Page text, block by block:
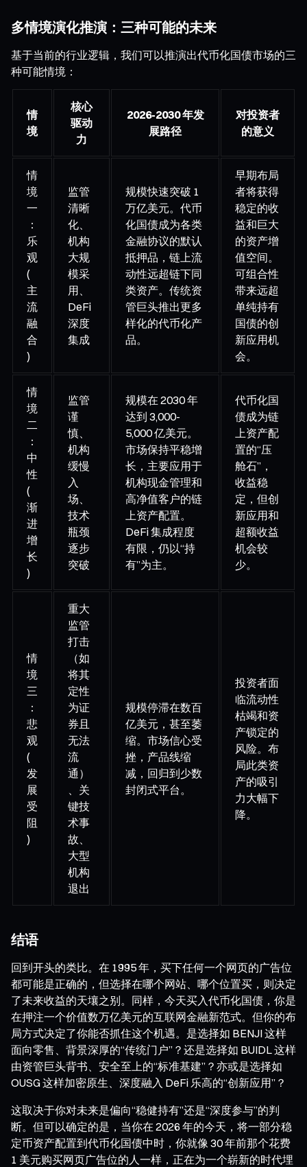
多情境演化推演：三种可能的未来
基于当前的行业逻辑，我们可以推演出代币化国债市场的三
种可能情境：
情
境
核心
驱动
力
2026-2030 年发
展路径
对投资者
的意义
情
境
一
：
乐
观
(
主
流
融
合
)
监管
清晰
化、
机构
大规
模采
用、
DeFi
深度
集成
规模快速突破 1
万亿美元。代币
化国债成为各类
金融协议的默认
抵押品，链上流
动性远超链下同
类资产。传统资
管巨头推出更多
样化的代币化产
品。
早期布局
者将获得
稳定的收
益和巨大
的资产增
值空间。
可组合性
带来远超
单纯持有
国债的创
新应用机
会。
情
境
二
：
中
性
(
渐
进
增
长
)
监管
谨
慎、
机构
缓慢
入
场、
技术
瓶颈
逐步
突破
规模在 2030 年
达到 3,000-
5,000 亿美元。
市场保持平稳增
长，主要应用于
机构现金管理和
高净值客户的链
上资产配置。
DeFi 集成程度
有限，仍以“持
有”为主。
代币化国
债成为链
上资产配
置的“压
舱石”，
收益稳
定，但创
新应用和
超额收益
机会较
少。
情
境
三
：
悲
观
(
发
展
受
阻
)
重大
监管
打击
（如
将其
定性
为证
券且
无法
流
通）
、关
键技
术事
故、
大型
机构
退出
规模停滞在数百
亿美元，甚至萎
缩。市场信心受
挫，产品线缩
减，回归到少数
封闭式平台。
投资者面
临流动性
枯竭和资
产锁定的
风险。布
局此类资
产的吸引
力大幅下
降。
结语
回到开头的类比。在 1995 年，买下任何一个网页的广告位
都可能是正确的，但选择在哪个网站、哪个位置买，则决定
了未来收益的天壤之别。同样，今天买入代币化国债，你是
在押注一个价值数万亿美元的互联网金融新范式。但你的布
局方式决定了你能否抓住这个机遇。是选择如 BENJI 这样
面向零售、背景深厚的“传统门户”？还是选择如 BUIDL 这样
由资管巨头背书、安全至上的“标准基建”？亦或是选择如
OUSG 这样加密原生、深度融入 DeFi 乐高的“创新应用”？
这取决于你对未来是偏向“稳健持有”还是“深度参与”的判
断。但可以确定的是，当你在 2026 年的今天，将一部分稳
定币资产配置到代币化国债中时，你就像 30 年前那个花费
1 美元购买网页广告位的人一样，正在为一个崭新的时代埋